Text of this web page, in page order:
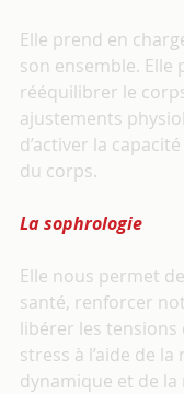
Elle prend en
son ensemble. Elle
rééquilibrer le
ajustements
d’activer la
du corps.
La sophrologie
Elle nous permet
santé, renforcer
libérer les tensions
stress à l’aide de la
dynamique et de